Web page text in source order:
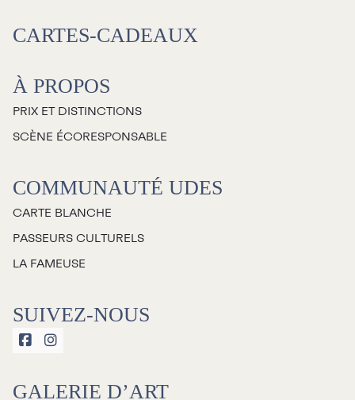
CARTES-CADEAUX
À PROPOS
PRIX ET DISTINCTIONS
SCÈNE ÉCORESPONSABLE
COMMUNAUTÉ UDES
CARTE BLANCHE
PASSEURS CULTURELS
LA FAMEUSE
SUIVEZ-NOUS
 
GALERIE D’ART